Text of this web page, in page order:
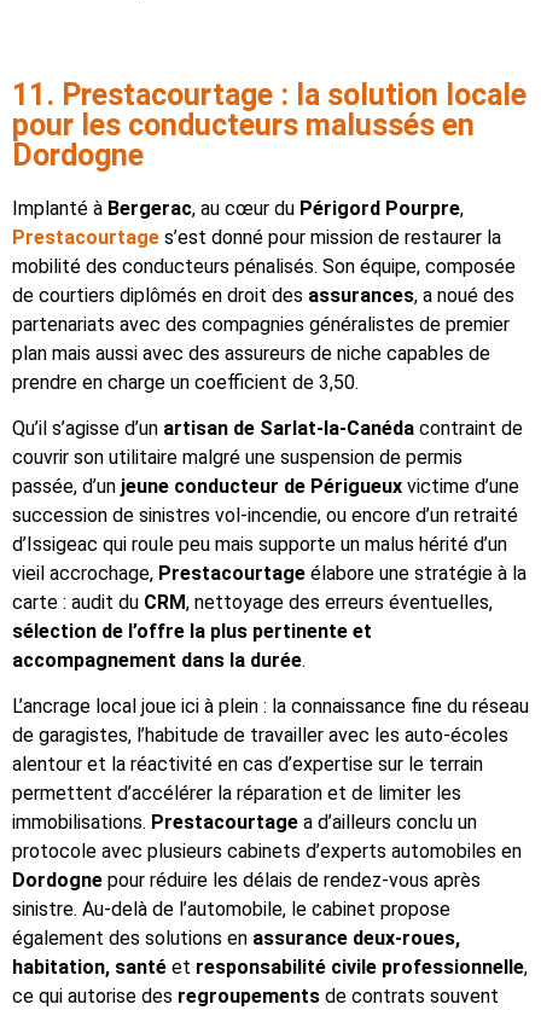
11. Prestacourtage : la solution locale
pour les conducteurs malussés en
Dordogne
Implanté à Bergerac, au cœur du Périgord Pourpre,
Prestacourtage s’est donné pour mission de restaurer la
mobilité des conducteurs pénalisés. Son équipe, composée
de courtiers diplômés en droit des assurances, a noué des
partenariats avec des compagnies généralistes de premier
plan mais aussi avec des assureurs de niche capables de
prendre en charge un coefficient de 3,50.
Qu’il s’agisse d’un artisan de Sarlat-la-Canéda contraint de
couvrir son utilitaire malgré une suspension de permis
passée, d’un jeune conducteur de Périgueux victime d’une
succession de sinistres vol-incendie, ou encore d’un retraité
d’Issigeac qui roule peu mais supporte un malus hérité d’un
vieil accrochage, Prestacourtage élabore une stratégie à la
carte : audit du CRM, nettoyage des erreurs éventuelles,
sélection de l’offre la plus pertinente et
accompagnement dans la durée.
L’ancrage local joue ici à plein : la connaissance fine du réseau
de garagistes, l’habitude de travailler avec les auto-écoles
alentour et la réactivité en cas d’expertise sur le terrain
permettent d’accélérer la réparation et de limiter les
immobilisations. Prestacourtage a d’ailleurs conclu un
protocole avec plusieurs cabinets d’experts automobiles en
Dordogne pour réduire les délais de rendez-vous après
sinistre. Au-delà de l’automobile, le cabinet propose
également des solutions en assurance deux-roues,
habitation, santé et responsabilité civile professionnelle,
ce qui autorise des regroupements de contrats souvent